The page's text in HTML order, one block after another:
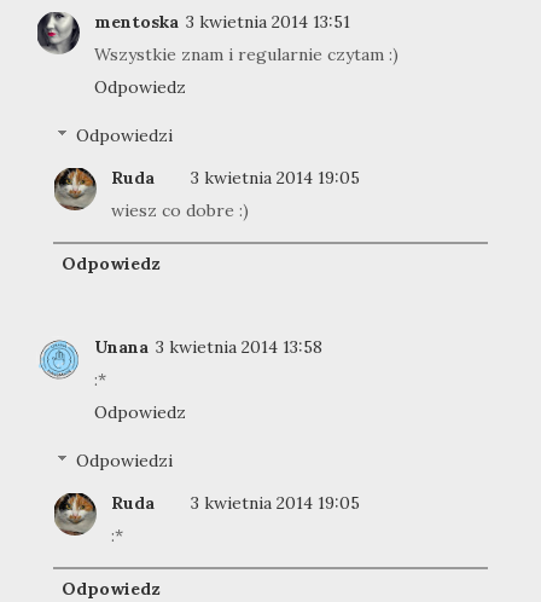
mentoska 3 kwietnia 2014 13:51
Wszystkie znam i regularnie czytam :)
Odpowiedz
Odpowiedzi
Ruda
3 kwietnia 2014 19:05
wiesz co dobre :)
Odpowiedz
Unana 3 kwietnia 2014 13:58
:*
Odpowiedz
Odpowiedzi
Ruda
3 kwietnia 2014 19:05
:*
Odpowiedz